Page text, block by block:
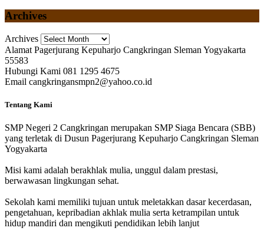
Archives
Archives
Alamat Pagerjurang Kepuharjo Cangkringan Sleman Yogyakarta
55583
Hubungi Kami 081 1295 4675
Email cangkringansmpn2@yahoo.co.id
Tentang Kami
SMP Negeri 2 Cangkringan merupakan SMP Siaga Bencara (SBB)
yang terletak di Dusun Pagerjurang Kepuharjo Cangkringan Sleman
Yogyakarta
Misi kami adalah berakhlak mulia, unggul dalam prestasi,
berwawasan lingkungan sehat.
Sekolah kami memiliki tujuan untuk meletakkan dasar kecerdasan,
pengetahuan, kepribadian akhlak mulia serta ketrampilan untuk
hidup mandiri dan mengikuti pendidikan lebih lanjut